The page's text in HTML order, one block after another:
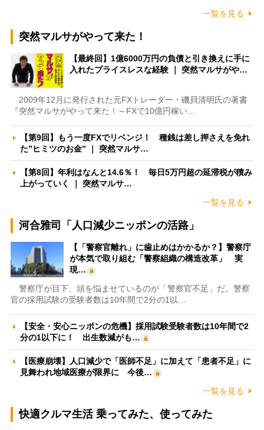
一覧を見る
突然マルサがやって来た！
【最終回】1億6000万円の負債と引き換えに手に
入れたプライスレスな経験 ｜ 突然マルサがや…
2009年12月に発行された元FXトレーダー・磯貝清明氏の著書
『突然マルサがやって来た！～FXで10億円稼い…
【第9回】もう一度FXでリベンジ！ 種銭は差し押さえを免れ
た”ヒミツのお金” ｜ 突然マルサ…
【第8回】年利はなんと14.6％！ 毎日5万円超の延滞税が積み
上がっていく ｜ 突然マルサ…
一覧を見る
河合雅司「人口減少ニッポンの活路」
【「警察官離れ」に歯止めはかかるか？】警察庁
が本気で取り組む「警察組織の構造改革」 実
現…
警察庁が目下、頭を悩ませているのが「警察官不足」だ。警察
官の採用試験の受験者数は10年間で2分の1以…
【安全・安心ニッポンの危機】採用試験受験者数は10年間で2
分の1以下に！ 出生数減がも…
【医療崩壊】人口減少で「医師不足」に加えて「患者不足」に
見舞われ地域医療が限界に 今後…
一覧を見る
快適クルマ生活 乗ってみた、使ってみた